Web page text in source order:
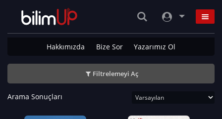
Hakkımızda Bize Sor Yazarımız Ol
Filtrelemeyi Aç
Arama Sonuçları